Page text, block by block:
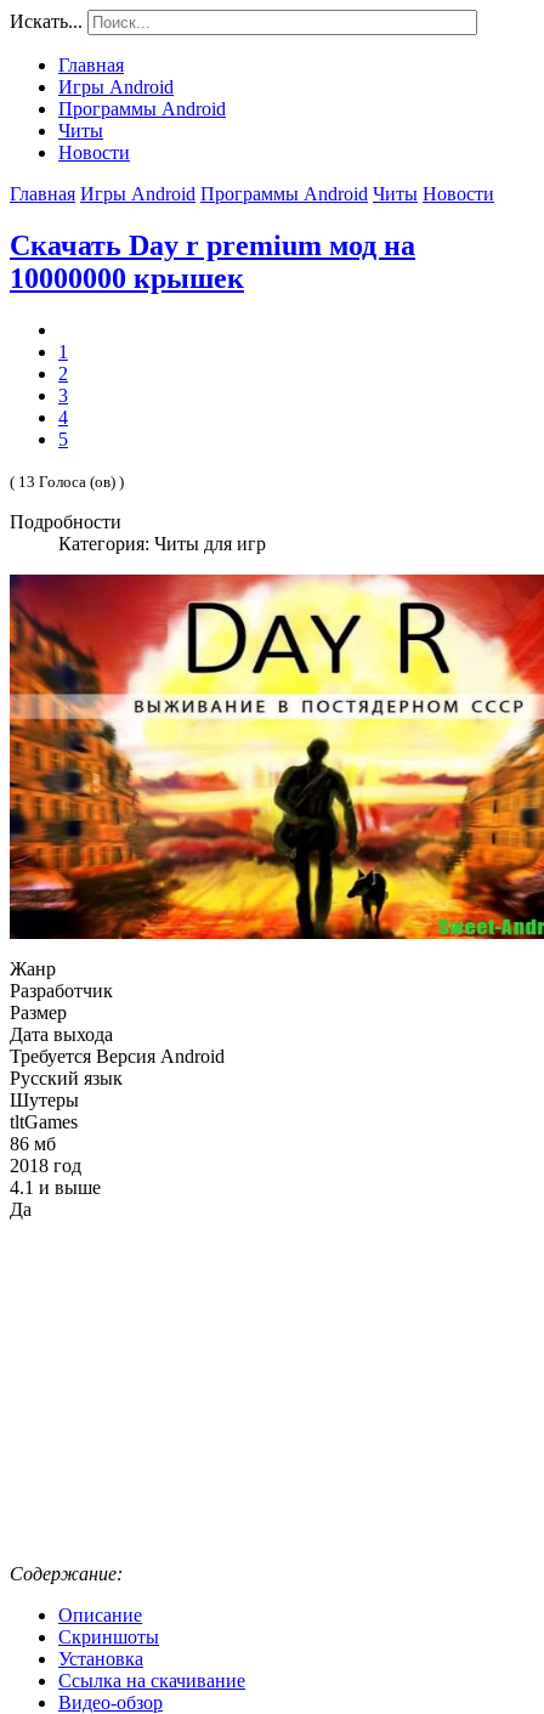
Искать...
Главная
Игры Android
Программы Android
Читы
Новости
Главная Игры Android Программы Android Читы Новости
Скачать Day r premium мод на
10000000 крышек
1
2
3
4
5
( 13 Голоса (ов) )
Подробности
Категория: Читы для игр
Жанр
Разработчик
Размер
Дата выхода
Требуется Версия Android
Русский язык
Шутеры
tltGames
86 мб
2018 год
4.1 и выше
Да
Содержание:
Описание
Скриншоты
Установка
Ссылка на скачивание
Видео-обзор